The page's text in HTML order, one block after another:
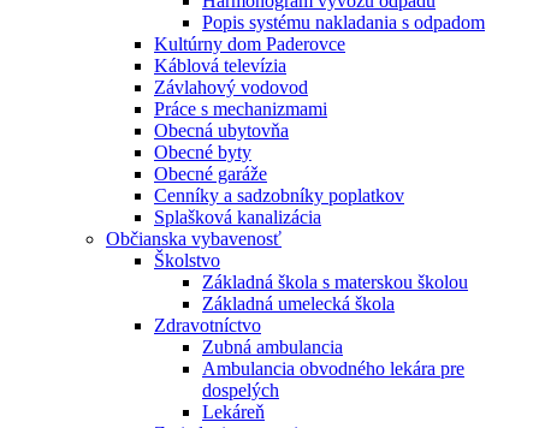
Popis systému nakladania s odpadom
Kultúrny dom Paderovce
Káblová televízia
Závlahový vodovod
Práce s mechanizmami
Obecná ubytovňa
Obecné byty
Obecné garáže
Cenníky a sadzobníky poplatkov
Splašková kanalizácia
Občianska vybavenosť
Školstvo
Základná škola s materskou školou
Základná umelecká škola
Zdravotníctvo
Zubná ambulancia
Ambulancia obvodného lekára pre
dospelých
Lekáreň